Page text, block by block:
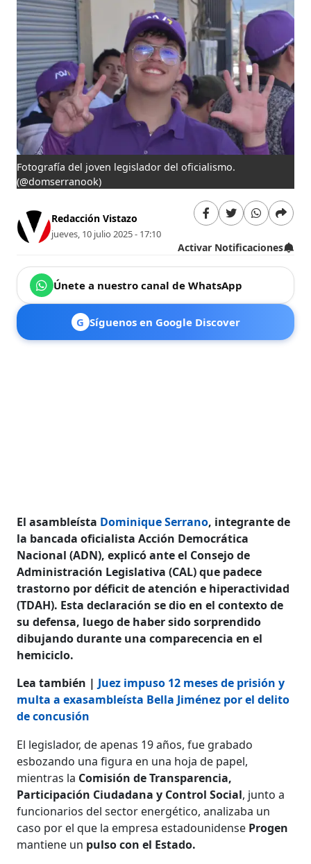
Fotografía del joven legislador del oficialismo.
(@domserranook)
Redacción Vistazo
jueves, 10 julio 2025 - 17:10
Activar Notificaciones
Únete a nuestro canal de WhatsApp
G Síguenos en Google Discover
El asambleísta Dominique Serrano, integrante de
la bancada oficialista Acción Democrática
Nacional (ADN), explicó ante el Consejo de
Administración Legislativa (CAL) que padece
trastorno por déficit de atención e hiperactividad
(TDAH). Esta declaración se dio en el contexto de
su defensa, luego de haber sido sorprendido
dibujando durante una comparecencia en el
hemiciclo.
Lea también | Juez impuso 12 meses de prisión y
multa a exasambleísta Bella Jiménez por el delito
de concusión
El legislador, de apenas 19 años, fue grabado
esbozando una figura en una hoja de papel,
mientras la Comisión de Transparencia,
Participación Ciudadana y Control Social, junto a
funcionarios del sector energético, analizaba un
caso por el que la empresa estadounidense Progen
mantiene un pulso con el Estado.